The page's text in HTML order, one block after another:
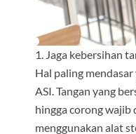
1. Jaga kebersihan
Hal paling
ASI. Tangan yang
hingga corong wajib
menggunakan alat